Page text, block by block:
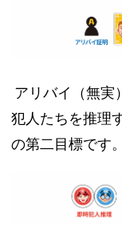
アリバイ（無実
犯人たちを推理
の第二目標です。